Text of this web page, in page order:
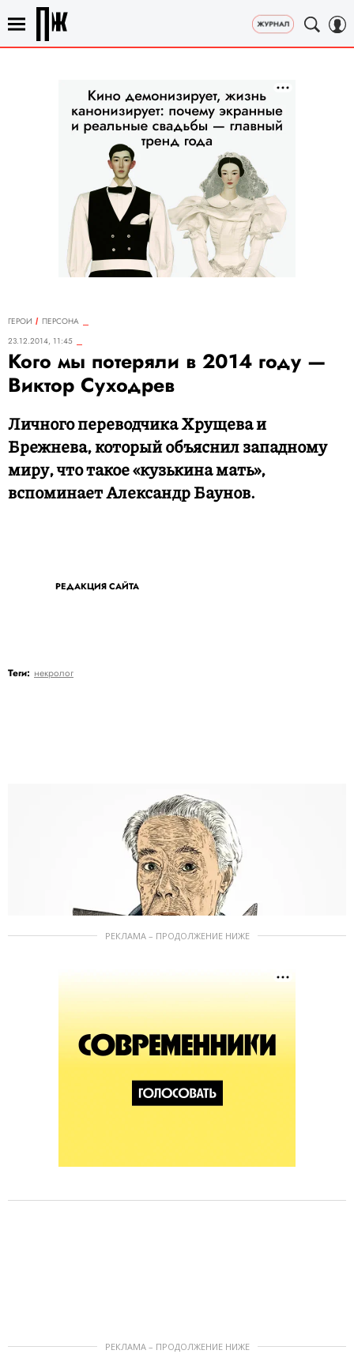
ГЕРОИ
ПЕРСОНА
23.12.2014, 11:45
Кого мы потеряли в 2014 году —
Виктор Суходрев
Личного переводчика Хрущева и
Брежнева, который объяснил западному
миру, что такое «кузькина мать»,
вспоминает Александр Баунов.
РЕДАКЦИЯ САЙТА
Теги: некролог
РЕКЛАМА – ПРОДОЛЖЕНИЕ НИЖЕ
РЕКЛАМА – ПРОДОЛЖЕНИЕ НИЖЕ